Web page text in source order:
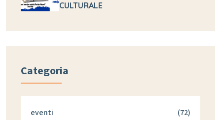
CULTURALE
Categoria
eventi (72)